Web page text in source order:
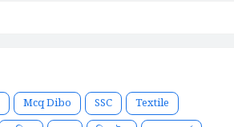
Mcq Dibo SSC
Textile